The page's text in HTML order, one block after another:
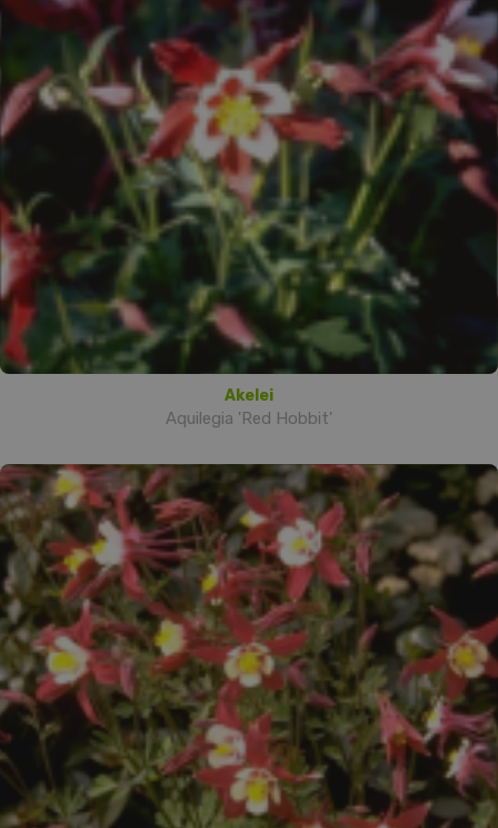
Akelei
Aquilegia 'Red Hobbit'